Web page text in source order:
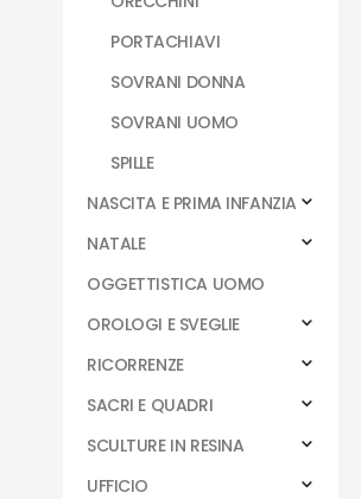
PORTACHIAVI
SOVRANI DONNA
SOVRANI UOMO
SPILLE
NASCITA E PRIMA INFANZIA
NATALE
OGGETTISTICA UOMO
OROLOGI E SVEGLIE
RICORRENZE
SACRI E QUADRI
SCULTURE IN RESINA
UFFICIO